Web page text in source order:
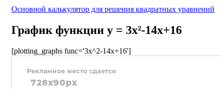
Основной калькулятор для решения квадратных уравнений
График функции y = 3x²-14x+16
[plotting_graphs func='3x^2-14x+16']